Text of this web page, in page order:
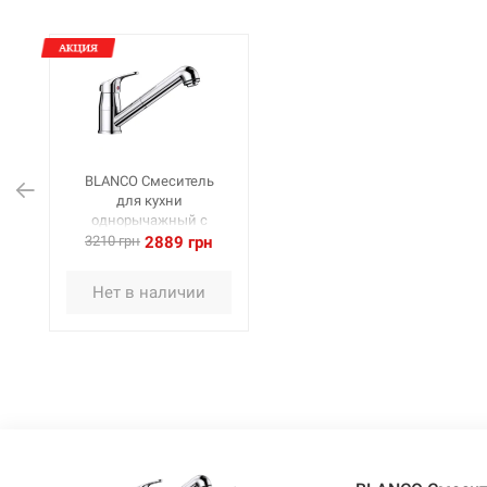
BLANCO Смеситель
для кухни
однорычажный с
выдвижным изливом
3210 грн 2889 грн
Нет в наличии